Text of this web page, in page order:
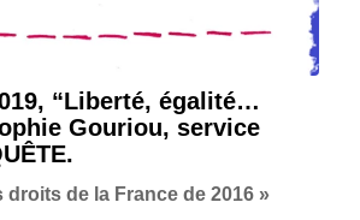
“Liberté, égalité…
Gouriou, service
droits de la France de 2016 »